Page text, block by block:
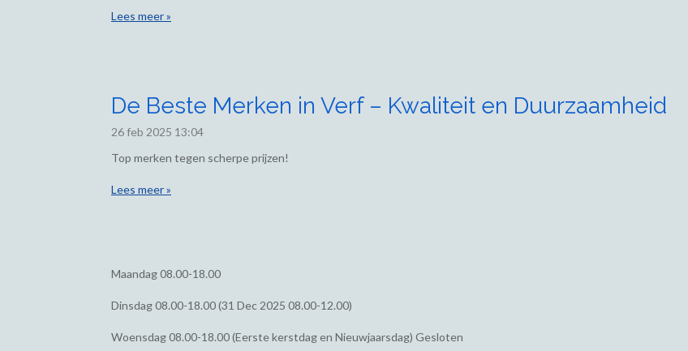
Lees meer »
De Beste Merken in Verf – Kwaliteit en Duurzaamheid
26 feb 2025 13:04
Top merken tegen scherpe prijzen!
Lees meer »
Maandag08.00-18.00
Dinsdag08.00-18.00 (31 Dec 2025 08.00-12.00)
Woensdag08.00-18.00 (Eerste kerstdag en Nieuwjaarsdag) Gesloten